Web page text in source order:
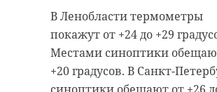
В Ленобласти термометры
покажут от +24 до +29
Местами синоптики
+20 градусов. В Санкт-